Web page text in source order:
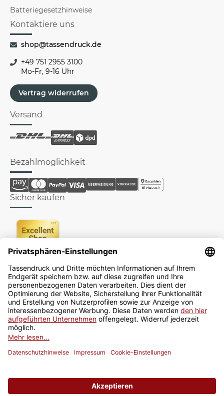
Batteriegesetzhinweise
Kontaktiere uns
shop@tassendruck.de
+49 751 2955 3100
Mo-Fr, 9-16 Uhr
Vertrag widerrufen
Versand
Bezahlmöglichkeit
Sicher kaufen
Newsletter